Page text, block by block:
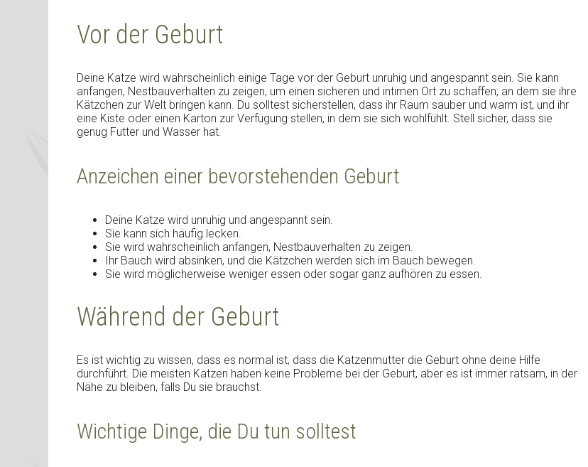
Vor der Geburt
Deine Katze wird wahrscheinlich einige Tage vor der Geburt unruhig und angespannt sein. Sie kann
anfangen, Nestbauverhalten zu zeigen, um einen sicheren und intimen Ort zu schaffen, an dem sie ihre
Kätzchen zur Welt bringen kann. Du solltest sicherstellen, dass ihr Raum sauber und warm ist, und ihr
eine Kiste oder einen Karton zur Verfügung stellen, in dem sie sich wohlfühlt. Stell sicher, dass sie
genug Futter und Wasser hat.
Anzeichen einer bevorstehenden Geburt
Deine Katze wird unruhig und angespannt sein.
Sie kann sich häufig lecken.
Sie wird wahrscheinlich anfangen, Nestbauverhalten zu zeigen.
Ihr Bauch wird absinken, und die Kätzchen werden sich im Bauch bewegen.
Sie wird möglicherweise weniger essen oder sogar ganz aufhören zu essen.
Während der Geburt
Es ist wichtig zu wissen, dass es normal ist, dass die Katzenmutter die Geburt ohne deine Hilfe
durchführt. Die meisten Katzen haben keine Probleme bei der Geburt, aber es ist immer ratsam, in der
Nähe zu bleiben, falls Du sie brauchst.
Wichtige Dinge, die Du tun solltest